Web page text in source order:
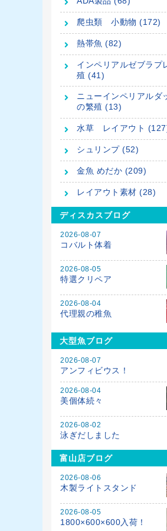
爬虫類 小動物 (172)
熱帯魚 (82)
インペリアルゼブラプ
殖 (41)
ニューインペリアルダ
の繁殖 (13)
水草 レイアウト
シュリンプ (52)
金魚 めだか (209)
レイアウト素材 (28)
ディスカスブログ
2026-08-07
コバルト体着
2026-08-05
特選クリペア
2026-08-04
代理親の稚魚
大型魚ブログ
2026-08-07
アンフィビウス！
2026-08-04
美個体続々
2026-08-02
泳ぎだしました
富山店ブログ
2026-08-06
木製ライトスタンド
2026-08-05
1800×600×600入荷！